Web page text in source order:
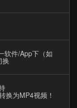
软件/App下（如
换
换为MP4视频！